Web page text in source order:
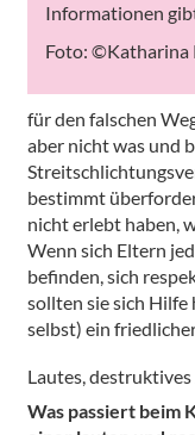
Informationen
Foto: ©Katharina
für den falschen
aber nicht was und
bestimmt
nicht erlebt haben,
Wenn sich Eltern
befinden, sich
sollten sie sich Hilfe
selbst) ein
Lautes,
Was passiert beim